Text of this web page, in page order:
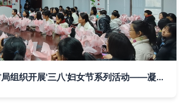
任城区农业农村局组织开展'三八'妇女节系列活动——凝聚巾帼力量，共促文化传承